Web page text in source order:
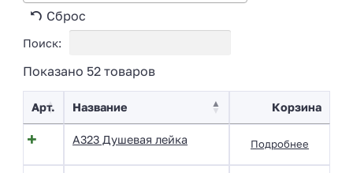
Сброс
Поиск:
Показано 52 товаров
Арт. Название Корзина
A323 Душевая лейка Подробнее